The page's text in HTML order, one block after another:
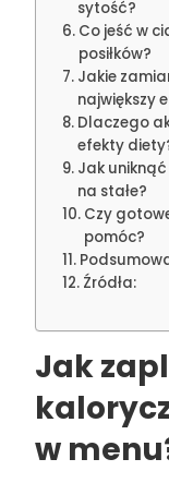
sytość?
Co jeść w
posiłków?
Jakie
największy
Dlaczego
efekty
Jak
na stałe?
Czy
pomóc?
Źródła:
Jak
w